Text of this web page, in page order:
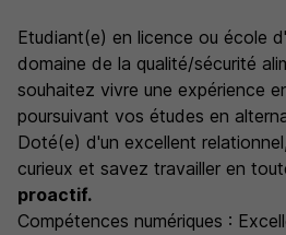
Etudiant(e) en licence ou école
domaine de la qualité/sécurité
souhaitez vivre une expérience
poursuivant vos études en
Doté(e) d'un excellent
curieux et savez travailler en
proactif.
Compétences numériques :